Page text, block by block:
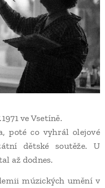
ve Vsetíně.
poté co vyhrál olejové
dětské soutěže. U
až dodnes.
múzických umění v